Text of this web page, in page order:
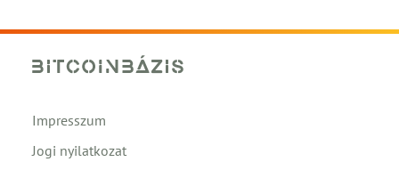
Impresszum
Jogi nyilatkozat